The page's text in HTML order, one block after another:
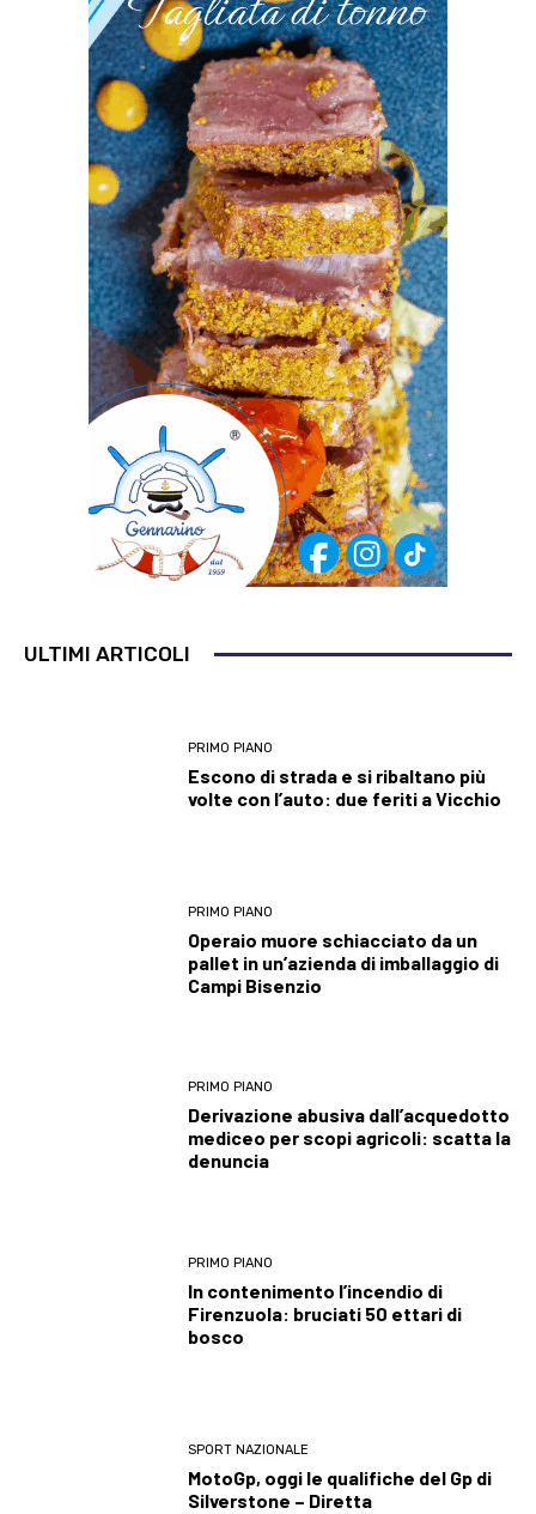
ULTIMI ARTICOLI
PRIMO PIANO
Escono di strada e si ribaltano più
volte con l’auto: due feriti a Vicchio
PRIMO PIANO
Operaio muore schiacciato da un
pallet in un’azienda di imballaggio di
Campi Bisenzio
PRIMO PIANO
Derivazione abusiva dall’acquedotto
mediceo per scopi agricoli: scatta la
denuncia
PRIMO PIANO
In contenimento l’incendio di
Firenzuola: bruciati 50 ettari di
bosco
SPORT NAZIONALE
MotoGp, oggi le qualifiche del Gp di
Silverstone – Diretta